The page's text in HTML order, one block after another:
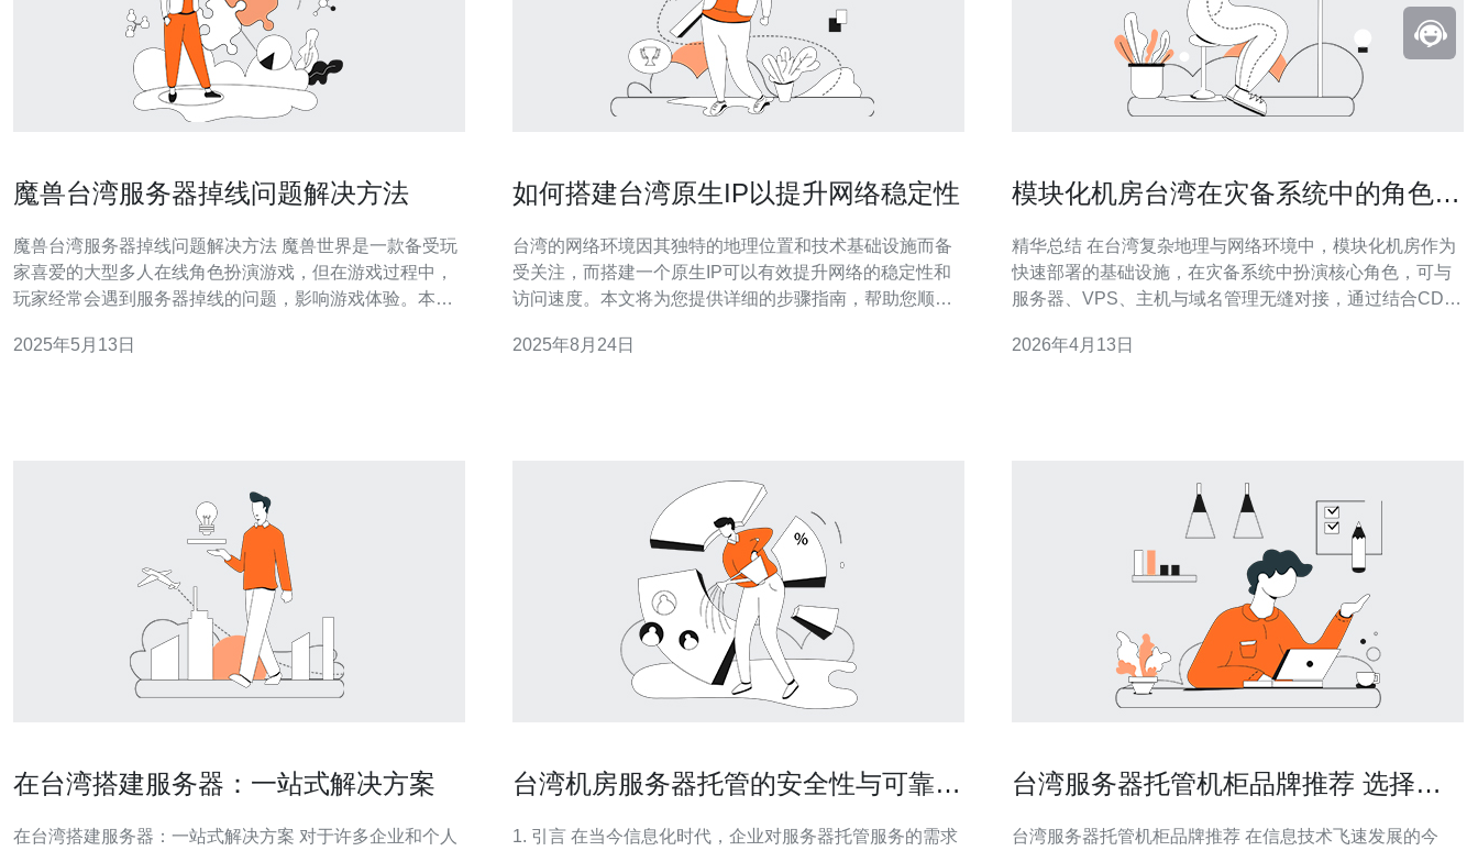
魔兽台湾服务器掉线问题解决方法
魔兽台湾服务器掉线问题解决方法 魔兽世界是一款备受玩
家喜爱的大型多人在线角色扮演游戏，但在游戏过程中，
玩家经常会遇到服务器掉线的问题，影响游戏体验。本文
玩家应该检查自己的网络连接是否稳定。可以尝试重新启
2025年5月13日
如何搭建台湾原生IP以提升网络稳定性
台湾的网络环境因其独特的地理位置和技术基础设施而备
受关注，而搭建一个原生IP可以有效提升网络的稳定性和
访问速度。本文将为您提供详细的步骤指南，帮助您顺利
前，首先要明确您的需求。例如，您是希望改善访问速
2025年8月24日
模块化机房台湾在灾备系统中的角色与
精华总结 在台湾复杂地理与网络环境中，模块化机房作为
快速部署的基础设施，在灾备系统中扮演核心角色，可与
服务器、VPS、主机与域名管理无缝对接，通过结合CDN
点容灾与业务连续性，建议采用多层次的多地容灾方案设
2026年4月13日
在台湾搭建服务器：一站式解决方案
在台湾搭建服务器：一站式解决方案 对于许多企业和个人
台湾机房服务器托管的安全性与可靠性
1. 引言 在当今信息化时代，企业对服务器托管服务的需求
台湾服务器托管机柜品牌推荐 选择优
台湾服务器托管机柜品牌推荐 在信息技术飞速发展的今